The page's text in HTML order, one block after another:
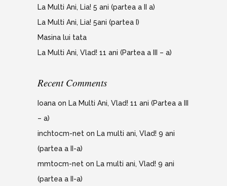
La Multi Ani, Lia! 5 ani (partea a II a)
La Multi Ani, Lia! 5ani (partea I)
Masina lui tata
La Multi Ani, Vlad! 11 ani (Partea a III – a)
Recent Comments
Ioana on La Multi Ani, Vlad! 11 ani (Partea a III
– a)
inchtocm-net on La multi ani, Vlad! 9 ani
(partea a II-a)
mmtocm-net on La multi ani, Vlad! 9 ani
(partea a II-a)